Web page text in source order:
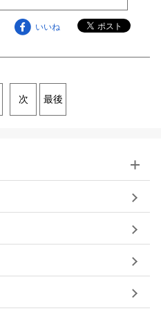
いいね
次 最後